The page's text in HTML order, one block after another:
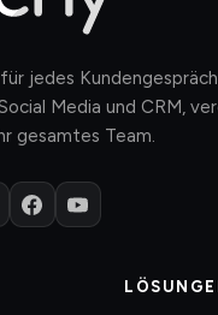
jedes
Media und CRM,
gesamtes Team.